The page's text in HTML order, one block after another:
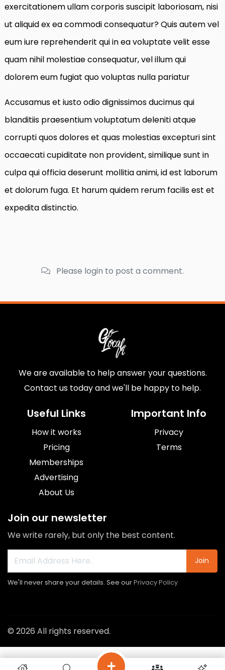
exercitationem ullam corporis suscipit laboriosam, nisi
ut aliquid ex ea commodi consequatur? Quis autem vel
eum iure reprehenderit qui in ea voluptate velit esse
quam nihil molestiae consequatur, vel illum qui
dolorem eum fugiat quo voluptas nulla pariatur
Accusamus et iusto odio dignissimos ducimus qui
blanditiis praesentium voluptatum deleniti atque
corrupti quos dolores et quas molestias excepturi sint
occaecati cupiditate non provident, similique sunt in
culpa qui officia deserunt mollitia animi, id est laborum
et dolorum fuga. Et harum quidem rerum facilis est et
expedita distinctio.
Please login to post a comment.
We are available to help answer your questions.
Contact us today and we'll be happy to help.
Useful Links
How it works
Pricing
Memberships
Advertising
About Us
Important Info
Privacy
Terms
Join our newsletter
We write rarely, but only the best content.
Join
We'll never share your details. See ourPrivacy Policy
© 2026 All rights reserved.